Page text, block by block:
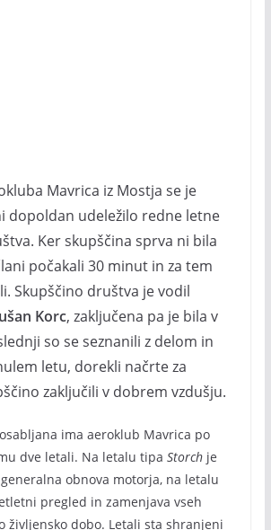
Mavrica iz Mostja se je
dopoldan udeležilo redne letne
Ker skupščina sprva ni bila
počakali 30 minut in za tem
Skupščino društva je vodil
Korc, zaključena pa je bila v
so se seznanili z delom in
letu, dorekli načrte za
zaključili v dobrem vzdušju.
ima aeroklub Mavrica po
dve letali. Na letalu tipa Storchje
obnova motorja, na letalu
pregled in zamenjava vseh
življensko dobo. Letali sta shranjeni